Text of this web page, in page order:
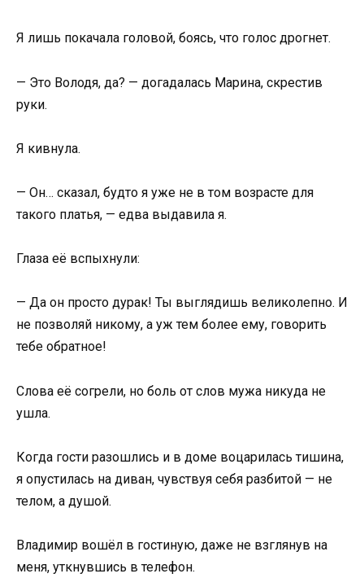
Я лишь покачала головой, боясь, что голос дрогнет.
— Это Володя, да? — догадалась Марина, скрестив
руки.
Я кивнула.
— Он… сказал, будто я уже не в том возрасте для
такого платья, — едва выдавила я.
Глаза её вспыхнули:
— Да он просто дурак! Ты выглядишь великолепно. И
не позволяй никому, а уж тем более ему, говорить
тебе обратное!
Слова её согрели, но боль от слов мужа никуда не
ушла.
Когда гости разошлись и в доме воцарилась тишина,
я опустилась на диван, чувствуя себя разбитой — не
телом, а душой.
Владимир вошёл в гостиную, даже не взглянув на
меня, уткнувшись в телефон.